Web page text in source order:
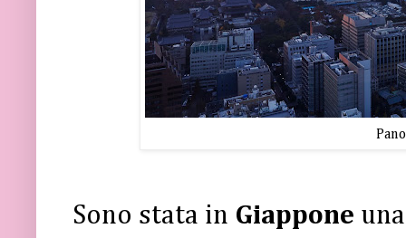
Sono stata in Giappone